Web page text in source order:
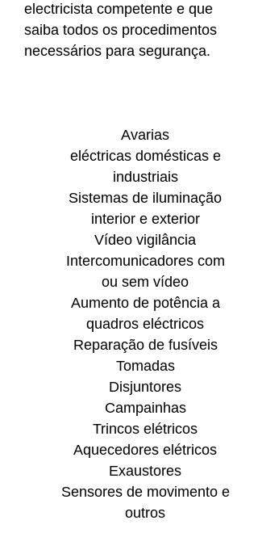
electricista competente e que
saiba todos os procedimentos
necessários para segurança.
Avarias
eléctricas domésticas e
industriais
Sistemas de iluminação
interior e exterior
Vídeo vigilância
Intercomunicadores com
ou sem vídeo
Aumento de potência a
quadros eléctricos
Reparação de fusíveis
Tomadas
Disjuntores
Campainhas
Trincos elétricos
Aquecedores elétricos
Exaustores
Sensores de movimento e
outros